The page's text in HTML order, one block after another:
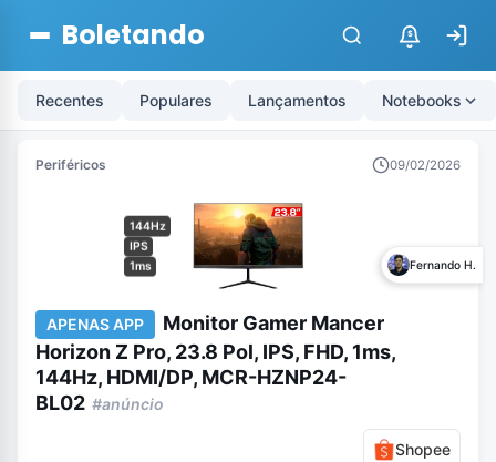
Boletando $
Recentes Populares Lançamentos Notebooks
Periféricos 09/02/2026
144Hz
IPS
1ms
Fernando H.
APENAS APP
Monitor Gamer Mancer
Horizon Z Pro, 23.8 Pol, IPS, FHD, 1ms,
144Hz, HDMI/DP, MCR-HZNP24-
BL02 #anúncio
Shopee